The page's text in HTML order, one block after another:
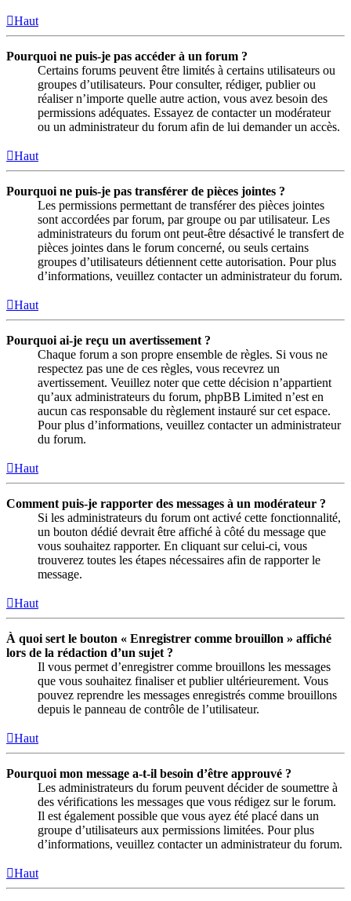
Haut
Pourquoi ne puis-je pas accéder à un forum ?
Certains forums peuvent être limités à certains utilisateurs ou
groupes d’utilisateurs. Pour consulter, rédiger, publier ou
réaliser n’importe quelle autre action, vous avez besoin des
permissions adéquates. Essayez de contacter un modérateur
ou un administrateur du forum afin de lui demander un accès.
Haut
Pourquoi ne puis-je pas transférer de pièces jointes ?
Les permissions permettant de transférer des pièces jointes
sont accordées par forum, par groupe ou par utilisateur. Les
administrateurs du forum ont peut-être désactivé le transfert de
pièces jointes dans le forum concerné, ou seuls certains
groupes d’utilisateurs détiennent cette autorisation. Pour plus
d’informations, veuillez contacter un administrateur du forum.
Haut
Pourquoi ai-je reçu un avertissement ?
Chaque forum a son propre ensemble de règles. Si vous ne
respectez pas une de ces règles, vous recevrez un
avertissement. Veuillez noter que cette décision n’appartient
qu’aux administrateurs du forum, phpBB Limited n’est en
aucun cas responsable du règlement instauré sur cet espace.
Pour plus d’informations, veuillez contacter un administrateur
du forum.
Haut
Comment puis-je rapporter des messages à un modérateur ?
Si les administrateurs du forum ont activé cette fonctionnalité,
un bouton dédié devrait être affiché à côté du message que
vous souhaitez rapporter. En cliquant sur celui-ci, vous
trouverez toutes les étapes nécessaires afin de rapporter le
message.
Haut
À quoi sert le bouton « Enregistrer comme brouillon » affiché
lors de la rédaction d’un sujet ?
Il vous permet d’enregistrer comme brouillons les messages
que vous souhaitez finaliser et publier ultérieurement. Vous
pouvez reprendre les messages enregistrés comme brouillons
depuis le panneau de contrôle de l’utilisateur.
Haut
Pourquoi mon message a-t-il besoin d’être approuvé ?
Les administrateurs du forum peuvent décider de soumettre à
des vérifications les messages que vous rédigez sur le forum.
Il est également possible que vous ayez été placé dans un
groupe d’utilisateurs aux permissions limitées. Pour plus
d’informations, veuillez contacter un administrateur du forum.
Haut